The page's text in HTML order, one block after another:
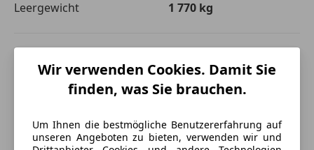
Leergewicht
1 770 kg
Wir verwenden Cookies. Damit Sie
finden, was Sie brauchen.
Um Ihnen die bestmögliche Benutzererfahrung auf
unseren Angeboten zu bieten, verwenden wir und